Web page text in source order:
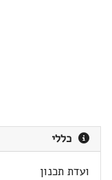
כללי
ועדת תכנון